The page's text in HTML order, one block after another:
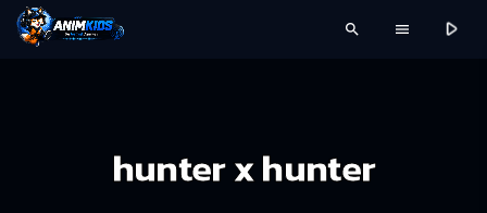
search menu play_arrow
hunter x hunter